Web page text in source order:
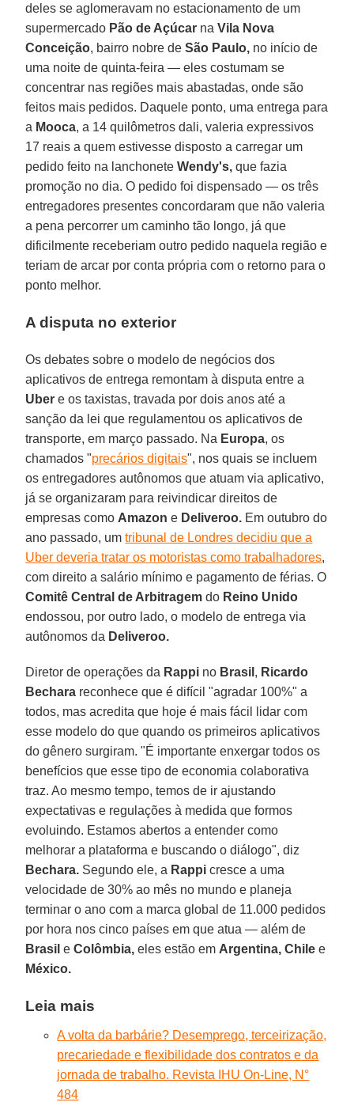
deles se aglomeravam no estacionamento de um
supermercado Pão de Açúcar naVila Nova
Conceição, bairro nobre deSão Paulo, no início de
uma noite de quinta-feira — eles costumam se
concentrar nas regiões mais abastadas, onde são
feitos mais pedidos. Daquele ponto, uma entrega para
a Mooca, a 14 quilômetros dali, valeria expressivos
17 reais a quem estivesse disposto a carregar um
pedido feito na lanchoneteWendy's, que fazia
promoção no dia. O pedido foi dispensado — os três
entregadores presentes concordaram que não valeria
a pena percorrer um caminho tão longo, já que
dificilmente receberiam outro pedido naquela região e
teriam de arcar por conta própria com o retorno para o
ponto melhor.
A disputa no exterior
Os debates sobre o modelo de negócios dos
aplicativos de entrega remontam à disputa entre a
Uber e os taxistas, travada por dois anos até a
sanção da lei que regulamentou os aplicativos de
transporte, em março passado. Na Europa, os
chamados "precários digitais", nos quais se incluem
os entregadores autônomos que atuam via aplicativo,
já se organizaram para reivindicar direitos de
empresas como Amazon e Deliveroo. Em outubro do
ano passado, umtribunal de Londres decidiu que a
Uber deveria tratar os motoristas como trabalhadores,
com direito a salário mínimo e pagamento de férias. O
Comitê Central de Arbitragem do Reino Unido
endossou, por outro lado, o modelo de entrega via
autônomos da Deliveroo.
Diretor de operações da Rappi no Brasil , Ricardo
Bechara reconhece que é difícil "agradar 100%" a
todos, mas acredita que hoje é mais fácil lidar com
esse modelo do que quando os primeiros aplicativos
do gênero surgiram. "É importante enxergar todos os
benefícios que esse tipo de economia colaborativa
traz. Ao mesmo tempo, temos de ir ajustando
expectativas e regulações à medida que formos
evoluindo. Estamos abertos a entender como
melhorar a plataforma e buscando o diálogo", diz
Bechara. Segundo ele, a Rappi cresce a uma
velocidade de 30% ao mês no mundo e planeja
terminar o ano com a marca global de 11.000 pedidos
por hora nos cinco países em que atua — além de
Brasil eColômbia, eles estão em Argentina, Chile e
México.
Leia mais
A volta da barbárie? Desemprego, terceirização,
precariedade e flexibilidade dos contratos e da
jornada de trabalho. Revista IHU On-Line, N°
484